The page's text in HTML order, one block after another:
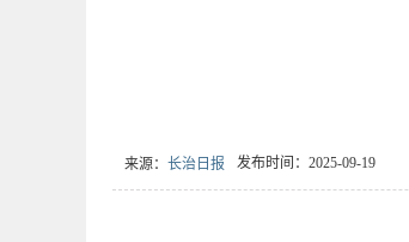
来源： 长治日报 发布时间：2025-09-19